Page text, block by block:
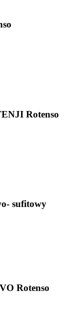
Rotenso
sufitowy
Rotenso